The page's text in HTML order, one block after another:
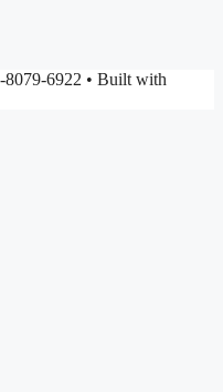
6922 • Built with